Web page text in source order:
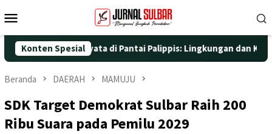
ke
Mobile
Konten Spesial
Aksi Nyata di Pantai Palippis: Lingkungan dan Kesehatan
Beranda DAERAH MAMUJU
SDK Target Demokrat Sulbar Raih 200
Ribu Suara pada Pemilu 2029